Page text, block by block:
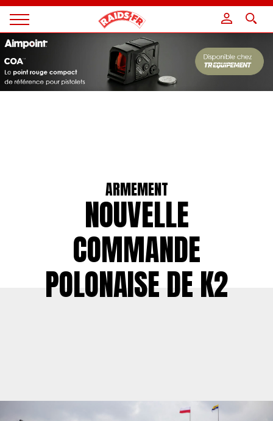
Magazine
Raids
ARMEMENT
NOUVELLE
COMMANDE
POLONAISE DE K2
Panneau de gestion des cookies